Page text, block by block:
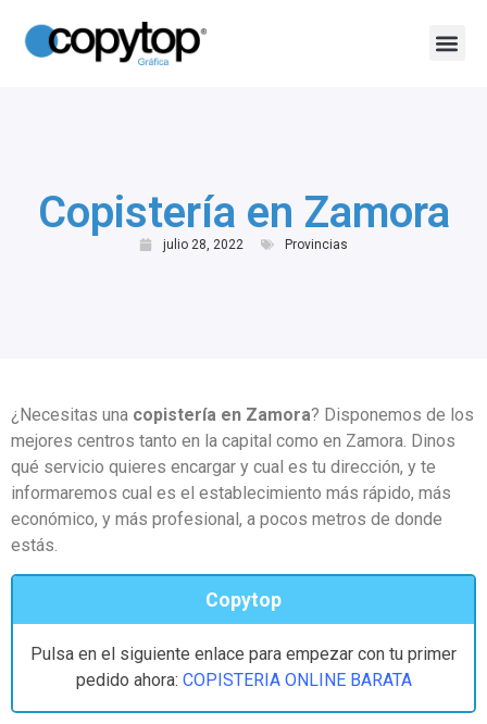
Copistería en Zamora
julio 28, 2022 Provincias
¿Necesitas una copistería en Zamora? Disponemos de los
mejores centros tanto en la capital como en Zamora. Dinos
qué servicio quieres encargar y cual es tu dirección, y te
informaremos cual es el establecimiento más rápido, más
económico, y más profesional, a pocos metros de donde
estás.
Copytop
Pulsa en el siguiente enlace para empezar con tu primer
pedido ahora: COPISTERIA ONLINE BARATA